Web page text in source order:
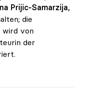
Prijic-Samarzija,
die
wird von
der
Alpbach